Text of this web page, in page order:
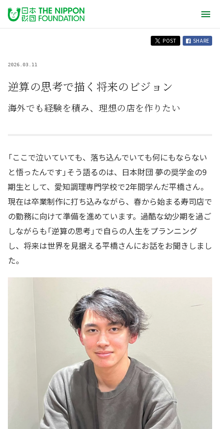
POST SHARE
2026.03.11
逆算の思考で描く将来のビジョン
海外でも経験を積み、理想の店を作りたい
「ここで泣いていても、落ち込んでいても何にもならない
と悟ったんです」そう語るのは、日本財団 夢の奨学金の9
期生として、愛知調理専門学校で2年間学んだ平橋さん。
現在は卒業制作に打ち込みながら、春から始まる寿司店で
の勤務に向けて準備を進めています。過酷な幼少期を過ご
しながらも「逆算の思考」で自らの人生をプランニング
し、将来は世界を見据える平橋さんにお話をお聞きしまし
た。